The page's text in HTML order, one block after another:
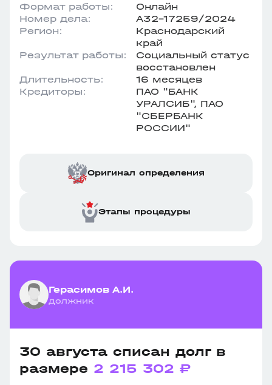
Формат работы:
Онлайн
Номер дела:
А32-17259/2024
Регион:
Краснодарский
край
Результат работы:
Социальный статус
восстановлен
Длительность:
16 месяцев
Кредиторы:
ПАО "БАНК
УРАЛСИБ", ПАО
"СБЕРБАНК
РОССИИ"
Оригинал определения
Этапы процедуры
Герасимов А.И.
должник
30 августа списан долг в
размере 2 215 302 ₽